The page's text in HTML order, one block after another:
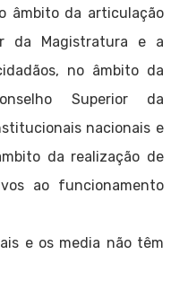
âmbito da articulação
da Magistratura e a
no âmbito da
Superior da
nacionais e
da realização de
ao funcionamento
e os media não têm